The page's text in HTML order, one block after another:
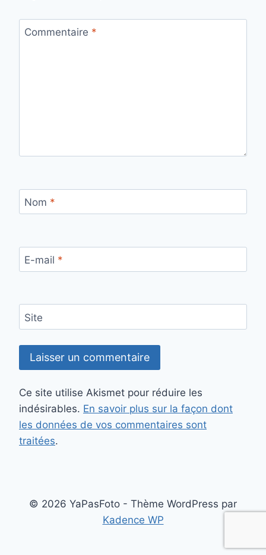
Commentaire *
Nom *
E-mail *
Site
Ce site utilise Akismet pour réduire les
indésirables. En savoir plus sur la façon dont
les données de vos commentaires sont
traitées.
© 2026 YaPasFoto - Thème WordPress par
Kadence WP